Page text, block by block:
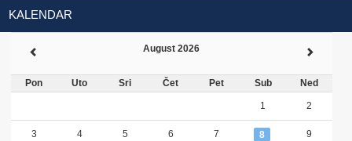
KALENDAR
August 2026
Pon Uto Sri Čet Pet Sub Ned
1 2
3 4 5 6 7 8 9